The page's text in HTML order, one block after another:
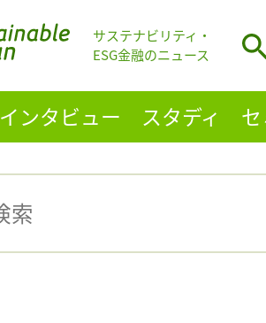
サステナビリティ・
ESG金融のニュース
インタビュー スタディ